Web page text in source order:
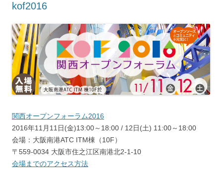
kof2016
関西オープンフォーラム2016
2016年11月11日(金)13:00～18:00 / 12日(土) 11:00～18:00
会場：大阪南港ATC ITM棟（10F）
〒559-0034 大阪市住之江区南港北2-1-10
会場までのアクセス方法